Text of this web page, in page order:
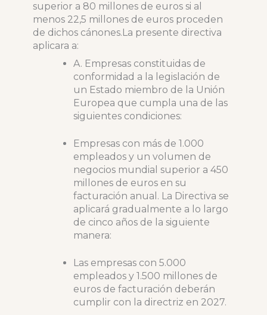
superior a 80 millones de euros si al
menos 22,5 millones de euros proceden
de dichos cánones.La presente directiva
aplicara a:
A. Empresas constituidas de
conformidad a la legislación de
un Estado miembro de la Unión
Europea que cumpla una de las
siguientes condiciones:
Empresas con más de 1.000
empleados y un volumen de
negocios mundial superior a 450
millones de euros en su
facturación anual. La Directiva se
aplicará gradualmente a lo largo
de cinco años de la siguiente
manera:
Las empresas con 5.000
empleados y 1.500 millones de
euros de facturación deberán
cumplir con la directriz en 2027.